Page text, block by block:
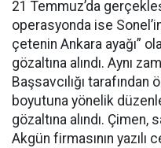
21 Temmuz’da
operasyonda ise
çetenin Ankara ayağı”
gözaltına alındı. Aynı
Başsavcılığı tarafından
boyutuna yönelik
gözaltına alındı.
Akgün firmasının yazılı